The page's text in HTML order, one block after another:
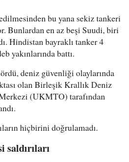
bu yana sekiz tankeri
Bunlardan en az beşi Suudi, biri
Hindistan bayraklı tanker 4
yakınlarında battı.
deniz güvenliği olaylarında
olan Birleşik Krallık Deniz
(UKMTO) tarafından
hiçbirini doğrulamadı.
saldırıları